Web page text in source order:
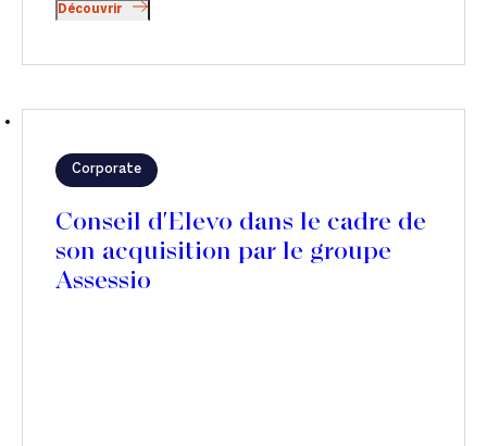
Découvrir
Corporate
Conseil d'Elevo dans le cadre de
son acquisition par le groupe
Assessio